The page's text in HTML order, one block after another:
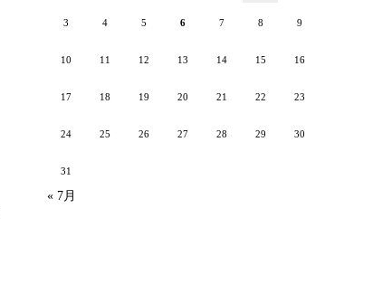
3 4 5 6 7 8 9
10 11 12 13 14 15 16
17 18 19 20 21 22 23
24 25 26 27 28 29 30
31
« 7月